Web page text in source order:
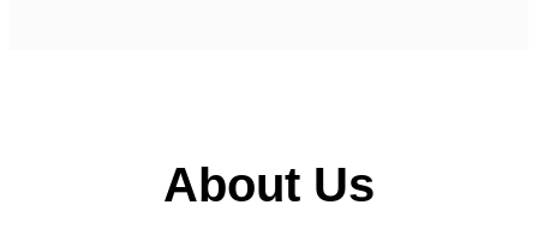
About Us